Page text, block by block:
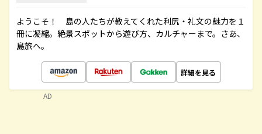
ようこそ！ 島の人たちが教えてくれた利尻・礼文の魅力を１
冊に凝縮。絶景スポットから遊び方、カルチャーまで。さあ、
島旅へ。
詳細を見る
AD